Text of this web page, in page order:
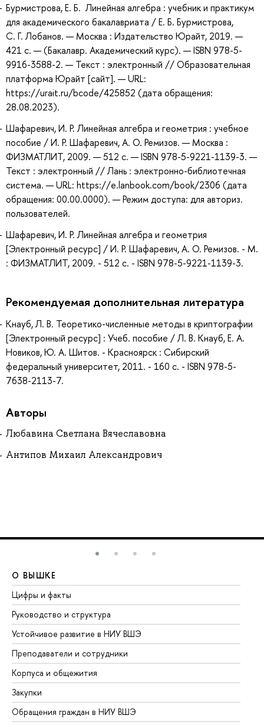
Бурмистрова, Е. Б. Линейная алгебра : учебник и практикум
для академического бакалавриата / Е. Б. Бурмистрова,
С. Г. Лобанов. — Москва : Издательство Юрайт, 2019. —
421 с. — (Бакалавр. Академический курс). — ISBN 978-5-
9916-3588-2. — Текст : электронный // Образовательная
платформа Юрайт [сайт]. — URL:
https://urait.ru/bcode/425852 (дата обращения:
28.08.2023).
Шафаревич, И. Р. Линейная алгебра и геометрия : учебное
пособие / И. Р. Шафаревич, А. О. Ремизов. — Москва :
ФИЗМАТЛИТ, 2009. — 512 с. — ISBN 978-5-9221-1139-3. —
Текст : электронный // Лань : электронно-библиотечная
система. — URL: https://e.lanbook.com/book/2306 (дата
обращения: 00.00.0000). — Режим доступа: для авториз.
пользователей.
Шафаревич, И. Р. Линейная алгебра и геометрия
[Электронный ресурс] / И. Р. Шафаревич, А. О. Ремизов. - М.
: ФИЗМАТЛИТ, 2009. - 512 с. - ISBN 978-5-9221-1139-3.
Рекомендуемая дополнительная литература
Кнауб, Л. В. Теоретико-численные методы в криптографии
[Электронный ресурс] : Учеб. пособие / Л. В. Кнауб, Е. А.
Новиков, Ю. А. Шитов. - Красноярск : Сибирский
федеральный университет, 2011. - 160 с. - ISBN 978-5-
7638-2113-7.
Авторы
Любавина Светлана Вячеславовна
Антипов Михаил Александрович
О ВЫШКЕ
Цифры и факты
Руководство и структура
Устойчивое развитие в НИУ ВШЭ
Преподаватели и сотрудники
Корпуса и общежития
Закупки
Обращения граждан в НИУ ВШЭ